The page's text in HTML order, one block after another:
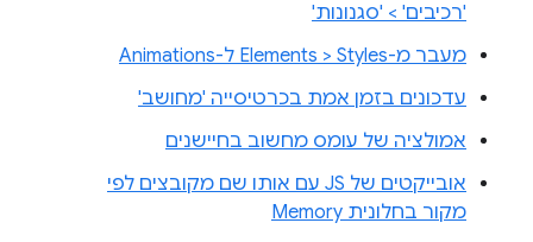
'רכיבים' > 'סגנונות'
מעבר מ-Elements > Styles ל-Animations
עדכונים בזמן אמת בכרטיסייה 'מחושב'
אמולציה של עומס מחשוב בחיישנים
אובייקטים של JS עם אותו שם מקובצים לפי
מקור בחלונית Memory